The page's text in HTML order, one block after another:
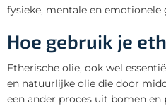
fysieke, mentale en emotionele
Hoe gebruik je
Etherische olie, ook wel
en natuurlijke olie die door
een ander proces uit bomen